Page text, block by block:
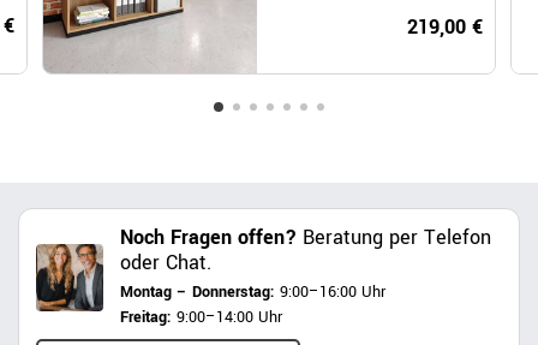
219,00 €
Noch Fragen offen? Beratung per Telefon
oder Chat.
Montag – Donnerstag: 9:00–16:00 Uhr
Freitag: 9:00–14:00 Uhr